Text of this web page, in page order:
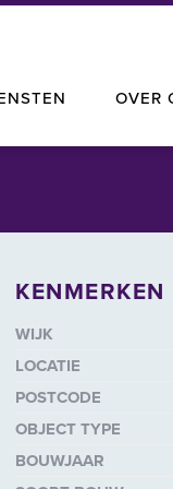
OVER
KENMERKEN
WIJK
LOCATIE
POSTCODE
OBJECT TYPE
BOUWJAAR